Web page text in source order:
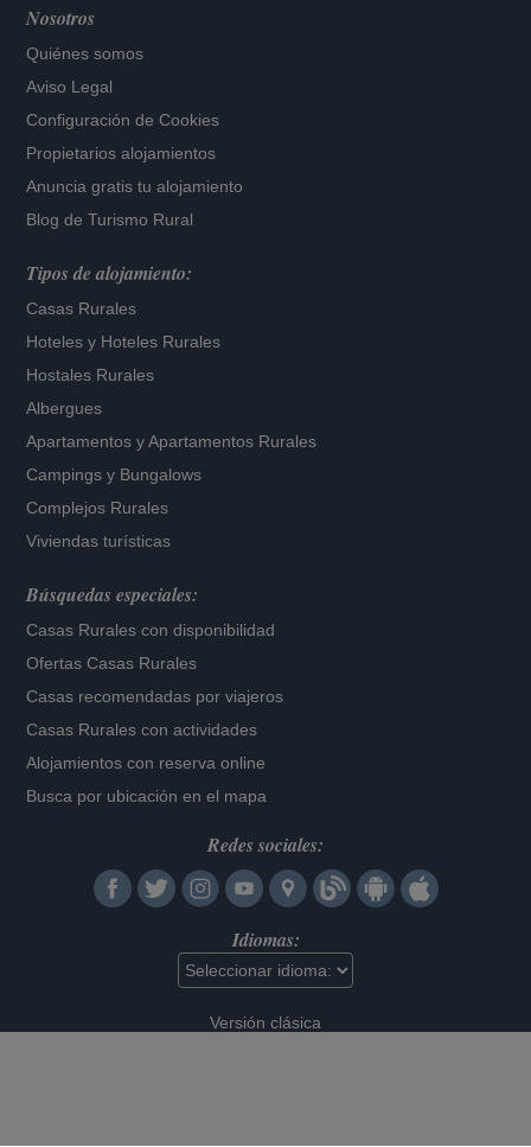
Nosotros
Quiénes somos
Aviso Legal
Configuración de Cookies
Propietarios alojamientos
Anuncia gratis tu alojamiento
Blog de Turismo Rural
Tipos de alojamiento:
Casas Rurales
Hoteles y Hoteles Rurales
Hostales Rurales
Albergues
Apartamentos yApartamentos Rurales
Campings y Bungalows
Complejos Rurales
Viviendas turísticas
Búsquedas especiales:
Casas Rurales con disponibilidad
Ofertas Casas Rurales
Casas recomendadas por viajeros
Casas Rurales con actividades
Alojamientos con reserva online
Busca por ubicación en el mapa
Redes sociales:
Idiomas:
Versión clásica